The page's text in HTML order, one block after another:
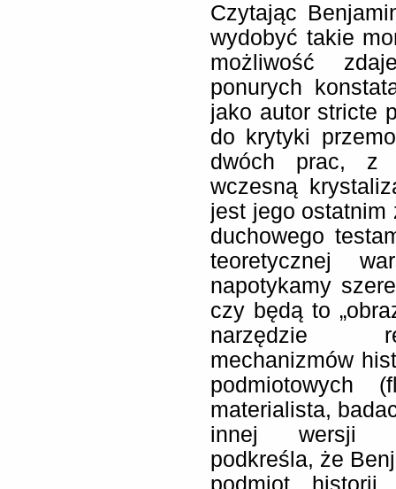
Czytając
wydobyć takie
możliwość
ponurych
jako autor stricte
do krytyki
dwóch prac, z
wczesną
jest jego ostatnim
duchowego
teoretycznej
napotykamy
czy będą to
narzędzie
mechanizmów
podmiotowych
materialista,
innej wersji
podkreśla, że
podmiot